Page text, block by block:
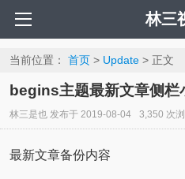
林三
当前位置： 首页> Update> 正文
begins主题最新文章侧栏
林三是也发布于 2019-08-04 3,350 次
最新文章备份内容